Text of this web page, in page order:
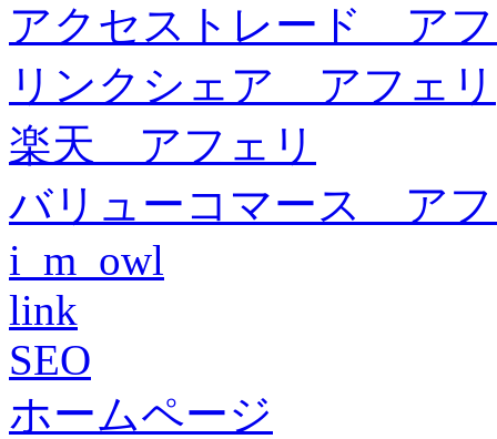
アクセストレード ア
リンクシェア アフェリ
楽天 アフェリ
バリューコマース ア
i_m_owl
link
SEO
ホームページ